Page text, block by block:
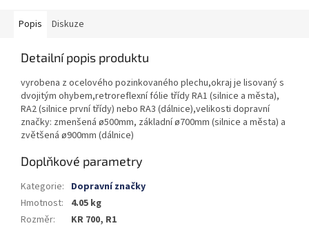
Popis Diskuze
Detailní popis produktu
vyrobena z ocelového pozinkovaného plechu,okraj je lisovaný s
dvojitým ohybem,retroreflexní fólie třídy RA1 (silnice a města),
RA2 (silnice první třídy) nebo RA3 (dálnice),velikosti dopravní
značky: zmenšená ø500mm, základní ø700mm (silnice a města) a
zvětšená ø900mm (dálnice)
Doplňkové parametry
Kategorie: Dopravní značky
Hmotnost:
4.05 kg
Rozměr: KR 700, R1